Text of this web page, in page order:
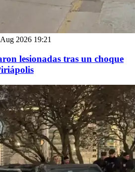
2026 19:21
lesionadas tras un choque